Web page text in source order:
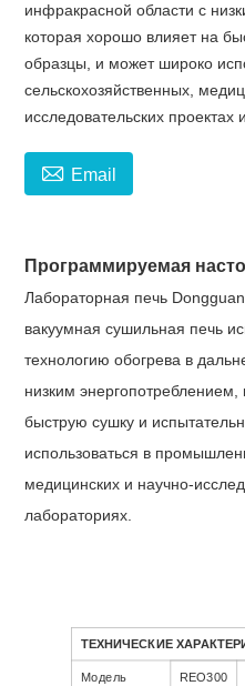
инфракрасной области с
которая хорошо влияет на
образцы, и может широко
сельскохозяйственных,
исследовательских проектах
 Email
Программируемая
Лабораторная печь
вакуумная сушильная печь
технологию обогрева в
низким
быструю сушку и
использоваться в
медицинских и научно-
лабораториях.
ТЕХНИЧЕСКИЕ
Модель REO300